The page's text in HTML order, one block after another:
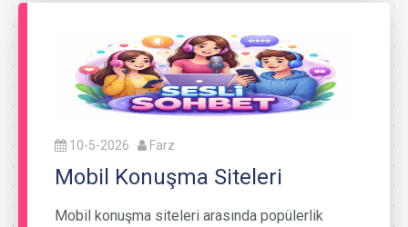
10-5-2026 Farz
Mobil Konuşma Siteleri
Mobil konuşma siteleri arasında popülerlik